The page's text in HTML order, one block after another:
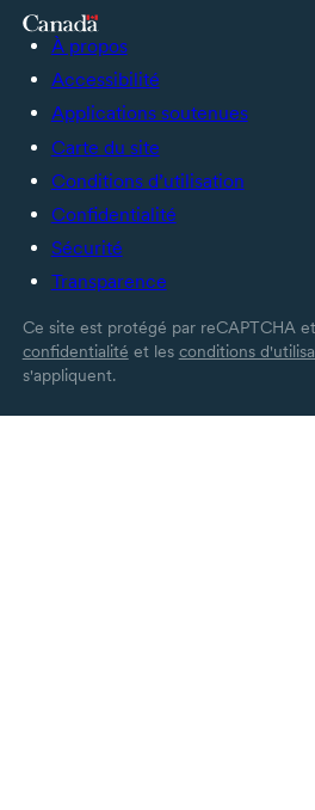
À propos
Accessibilité
Applications soutenues
Carte du site
Conditions d’utilisation
Confidentialité
Sécurité
Transparence
Ce site est protégé par reCAPTCHA
confidentialité et les conditions
s'appliquent.